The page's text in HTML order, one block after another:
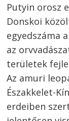
Putyin orosz
Donskoi
egyedszáma
az
területek
Az amuri
Északkelet-
erdeiben